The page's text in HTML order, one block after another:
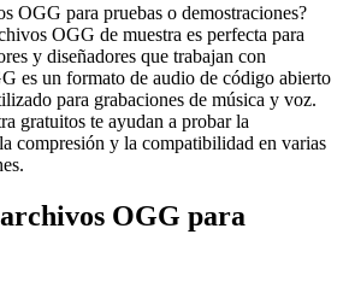
OGG para pruebas o demostraciones?
OGG de muestra es perfecta para
y diseñadores que trabajan con
es un formato de audio de código abierto
para grabaciones de música y voz.
gratuitos te ayudan a probar la
compresión y la compatibilidad en varias
OGG para